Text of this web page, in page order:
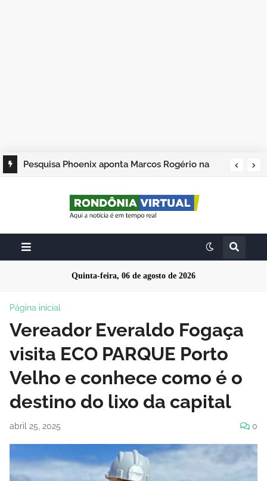
Pesquisa Phoenix aponta Marcos Rogério na
Samuel Costa completam os quatro primeiros
Quinta-feira, 06 de agosto de 2026
Página inicial
Vereador Everaldo Fogaça
visita ECO PARQUE Porto
Velho e conhece como é o
destino do lixo da capital
abril 25, 2025 0